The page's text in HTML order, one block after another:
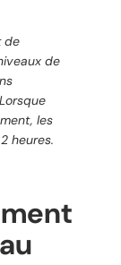
de
de
les
heures.